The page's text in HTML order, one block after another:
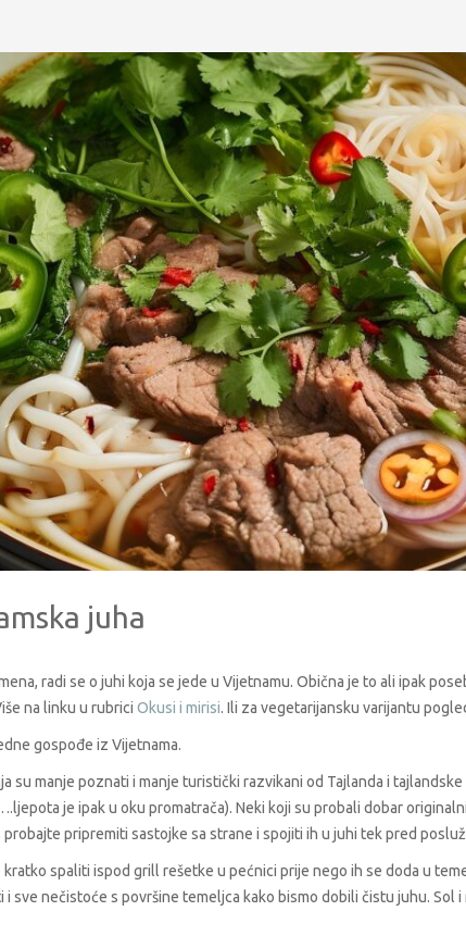
juha
radi se o juhi koja se jede u Vijetnamu. Obična je to ali ipak
na linku u rubrici Okusi i mirisi. Ili za vegetarijansku varijantu
gospođe iz Vijetnama.
su manje poznati i manje turistički razvikani od Tajlanda i
je ipak u oku promatrača). Neki koji su probali dobar
pripremiti sastojke sa strane i spojiti ih u juhi tek pred
spaliti ispod grill rešetke u pećnici prije nego ih se doda u
i sve nečistoće s površine temeljca kako bismo dobili čistu juhu. Sol